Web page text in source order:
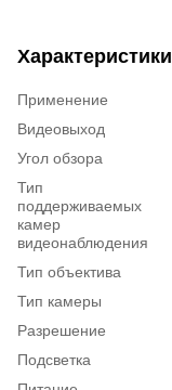
Характеристики
Применение
Видеовыход
Угол обзора
Тип
поддерживаемых
камер
видеонаблюдения
Тип объектива
Тип камеры
Разрешение
Подсветка